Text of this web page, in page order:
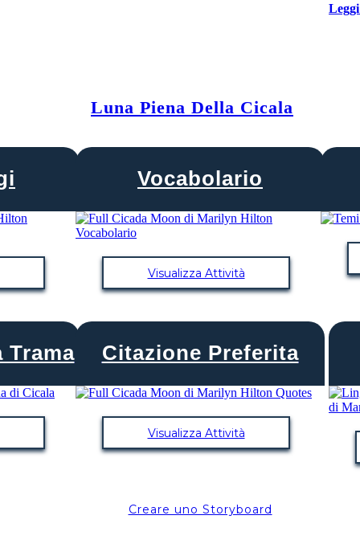
Luna Piena Della Cicala
Vocabolario
Visualizza Attività
Trama Citazione Preferita
Visualizza Attività
Creare uno Storyboard